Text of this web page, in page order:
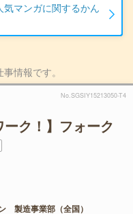
マンガに関するかん
情報です。
No.SGSIY15213050-T4
ーク！】フォーク
製造事業部（全国）